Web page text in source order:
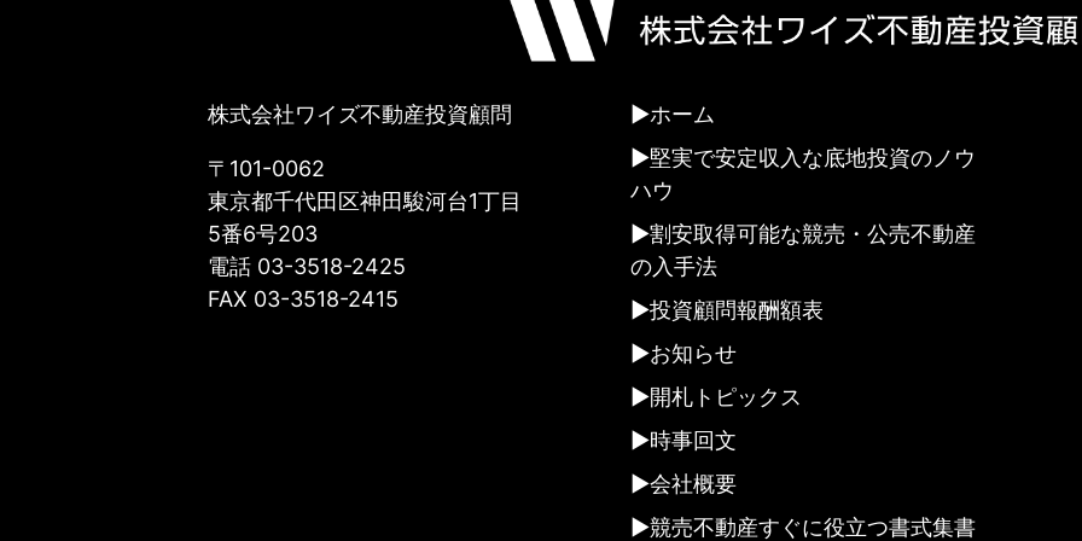
株式会社ワイズ不動産投資顧問
〒101-0062
東京都千代田区神田駿河台1丁目
5番6号203
電話 03-3518-2425
FAX 03-3518-2415
ホーム
堅実で安定収入な底地投資のノウ
ハウ
割安取得可能な競売・公売不動産
の入手法
投資顧問報酬額表
お知らせ
開札トピックス
時事回文
会社概要
競売不動産すぐに役立つ書式集書